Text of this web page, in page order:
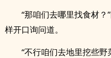
“那咱们去哪里找食材
样开口询问道。
“不行咱们去地里挖些